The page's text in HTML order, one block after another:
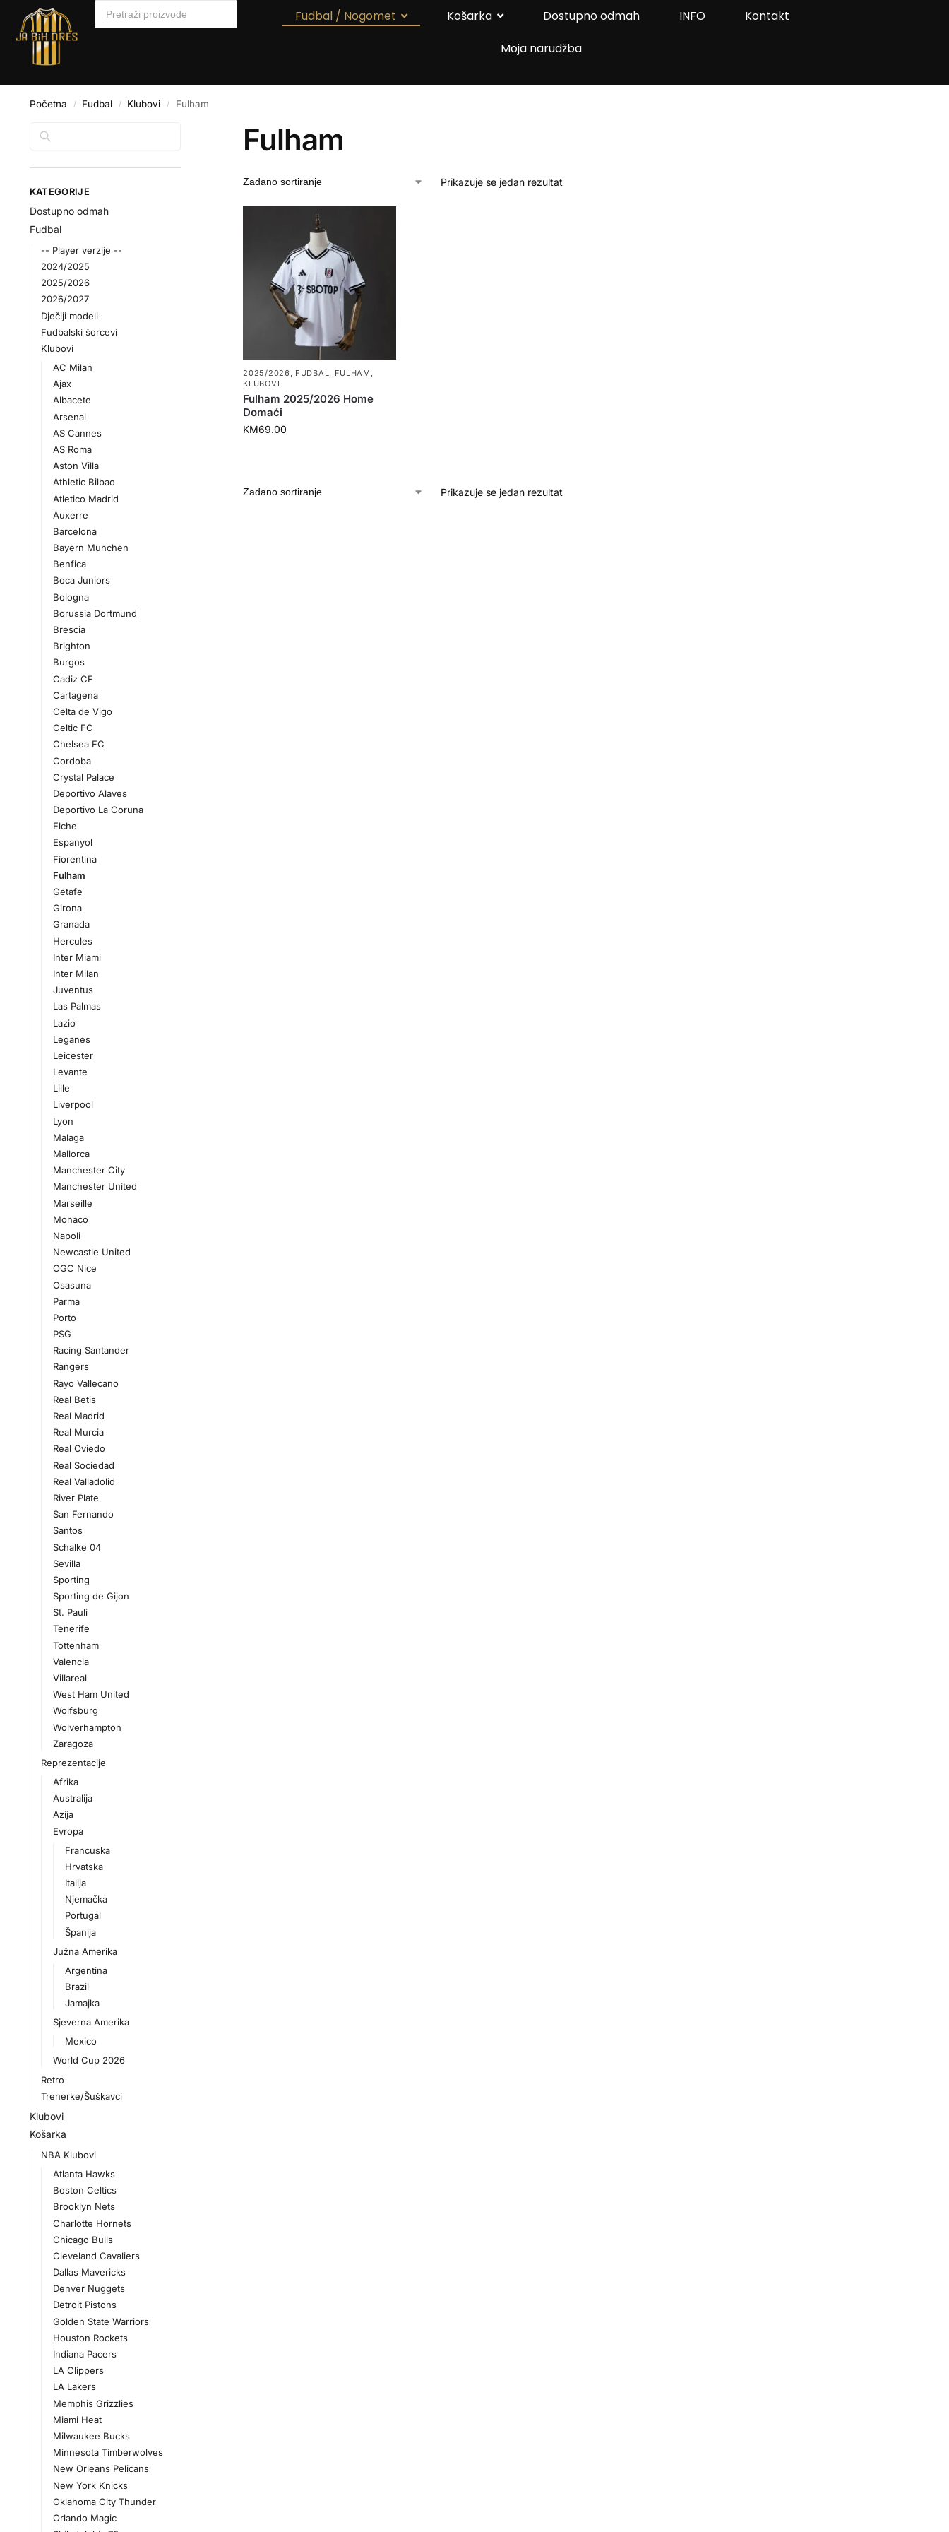
Fudbal / Nogomet Košarka Dostupno odmah INFO
Kontakt
Moja narudžba
Početna / Fudbal / Klubovi / Fulham
Fulham
Prikazuje se jedan rezultat
2025/2026 FUDBAL FULHAM
KLUBOVI
Fulham 2025/2026 Home
Domaći
KM69.00
Prikazuje se jedan rezultat
KATEGORIJE
Dostupno odmah
Fudbal
-- Player verzije --
2024/2025
2025/2026
2026/2027
Dječiji modeli
Fudbalski šorcevi
Klubovi
AC Milan
Ajax
Albacete
Arsenal
AS Cannes
AS Roma
Aston Villa
Athletic Bilbao
Atletico Madrid
Auxerre
Barcelona
Bayern Munchen
Benfica
Boca Juniors
Bologna
Borussia Dortmund
Brescia
Brighton
Burgos
Cadiz CF
Cartagena
Celta de Vigo
Celtic FC
Chelsea FC
Cordoba
Crystal Palace
Deportivo Alaves
Deportivo La Coruna
Elche
Espanyol
Fiorentina
Fulham
Getafe
Girona
Granada
Hercules
Inter Miami
Inter Milan
Juventus
Las Palmas
Lazio
Leganes
Leicester
Levante
Lille
Liverpool
Lyon
Malaga
Mallorca
Manchester City
Manchester United
Marseille
Monaco
Napoli
Newcastle United
OGC Nice
Osasuna
Parma
Porto
PSG
Racing Santander
Rangers
Rayo Vallecano
Real Betis
Real Madrid
Real Murcia
Real Oviedo
Real Sociedad
Real Valladolid
River Plate
San Fernando
Santos
Schalke 04
Sevilla
Sporting
Sporting de Gijon
St. Pauli
Tenerife
Tottenham
Valencia
Villareal
West Ham United
Wolfsburg
Wolverhampton
Zaragoza
Reprezentacije
Afrika
Australija
Azija
Evropa
Francuska
Hrvatska
Italija
Njemačka
Portugal
Španija
Južna Amerika
Argentina
Brazil
Jamajka
Sjeverna Amerika
Mexico
World Cup 2026
Retro
Trenerke/Šuškavci
Klubovi
Košarka
NBA Klubovi
Atlanta Hawks
Boston Celtics
Brooklyn Nets
Charlotte Hornets
Chicago Bulls
Cleveland Cavaliers
Dallas Mavericks
Denver Nuggets
Detroit Pistons
Golden State Warriors
Houston Rockets
Indiana Pacers
LA Clippers
LA Lakers
Memphis Grizzlies
Miami Heat
Milwaukee Bucks
Minnesota Timberwolves
New Orleans Pelicans
New York Knicks
Oklahoma City Thunder
Orlando Magic